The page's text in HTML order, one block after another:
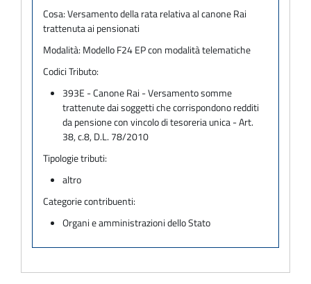
Cosa:Versamento della rata relativa al canone Rai
trattenuta ai pensionati
Modalità: Modello F24 EP con modalità telematiche
Codici Tributo:
393E - Canone Rai - Versamento somme
trattenute dai soggetti che corrispondono redditi
da pensione con vincolo di tesoreria unica - Art.
38, c.8, D.L. 78/2010
Tipologie tributi:
altro
Categorie contribuenti:
Organi e amministrazioni dello Stato